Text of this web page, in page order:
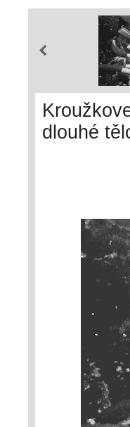
dlouhé
https://